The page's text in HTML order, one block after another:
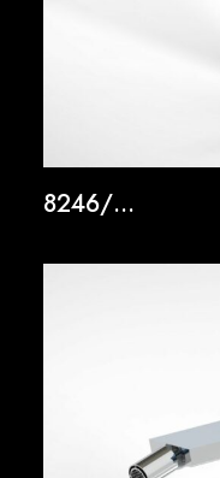
8246/…